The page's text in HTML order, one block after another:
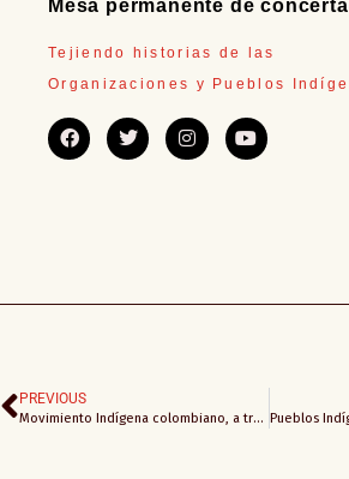
Mesa permanente de
Tejiendo historias de las
Organizaciones y Pueblos
PREVIOUS
Movimiento Indígena colombiano, a través de la Mesa Permanente de Concertación, y amparados en la fuerza de nuestro saber ancestral, queremos enunciar nuestro más firme respaldo al Ministro Juan David Correa por su compromiso con la autonomía y la libre determinación de los Pueblos Indígenas.